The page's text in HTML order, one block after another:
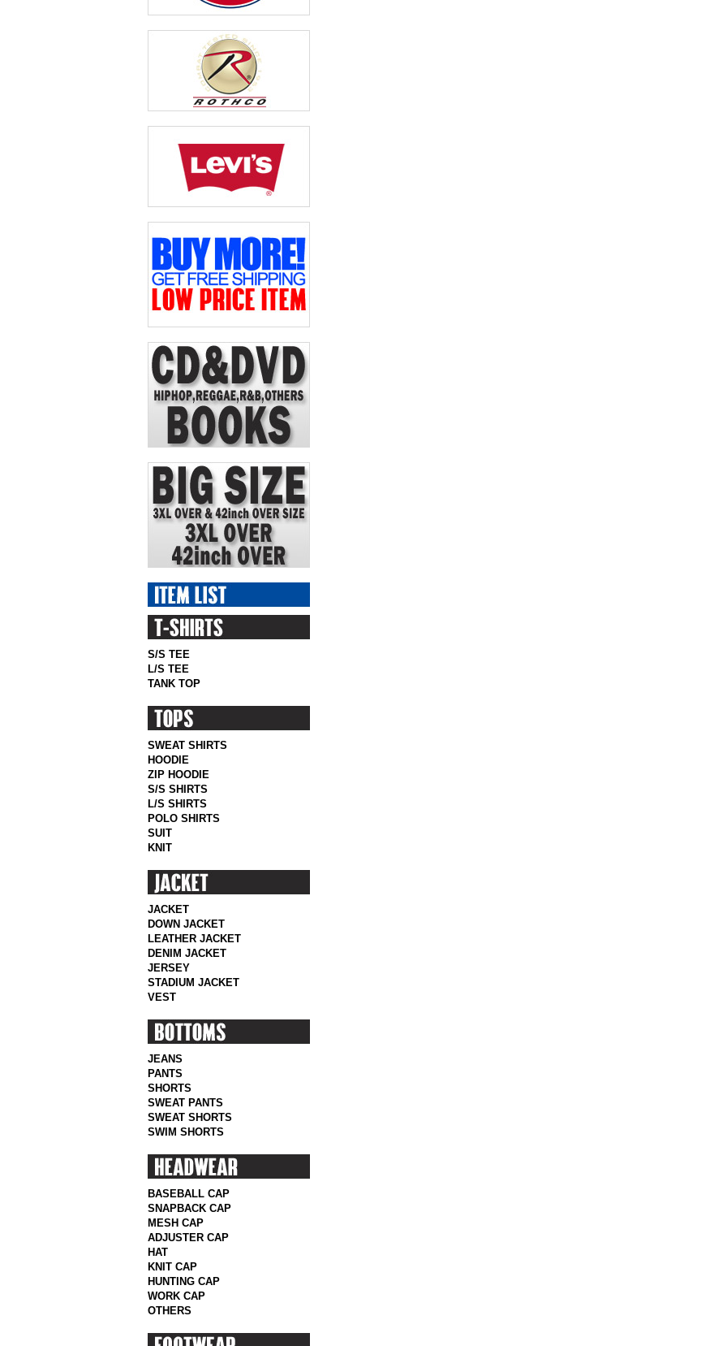
S/S TEE
L/S TEE
TANK TOP
SWEAT SHIRTS
HOODIE
ZIP HOODIE
S/S SHIRTS
L/S SHIRTS
POLO SHIRTS
SUIT
KNIT
JACKET
DOWN JACKET
LEATHER JACKET
DENIM JACKET
JERSEY
STADIUM JACKET
VEST
JEANS
PANTS
SHORTS
SWEAT PANTS
SWEAT SHORTS
SWIM SHORTS
BASEBALL CAP
SNAPBACK CAP
MESH CAP
ADJUSTER CAP
HAT
KNIT CAP
HUNTING CAP
WORK CAP
OTHERS